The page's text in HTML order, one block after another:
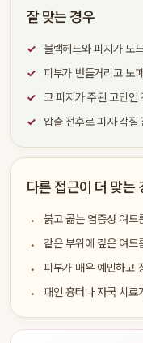
잘 맞는 경우
블랙헤드와 피지가 도
피부가 번들거리고 노
코 피지가 주된 고민인
압출 전후로 피지·각
다른 접근이 더 맞는
붉고 곪는 염증성 여드
같은 부위에 깊은 여드
피부가 매우 예민하고
패인 흉터나 자국 치료